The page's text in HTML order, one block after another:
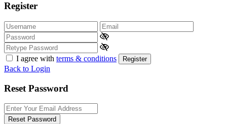
Register
I agree with terms & conditions Register
Back to Login
Reset Password
Reset Password